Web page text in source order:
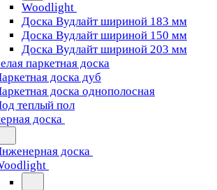
Woodlight
Доска Вудлайт шириной 183 мм
Доска Вудлайт шириной 150 мм
Доска Вудлайт шириной 203 мм
паркетная доска
доска дуб
доска однополосная
теплый пол
доска
доска